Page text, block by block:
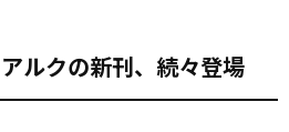
ルクの新刊、続々登場